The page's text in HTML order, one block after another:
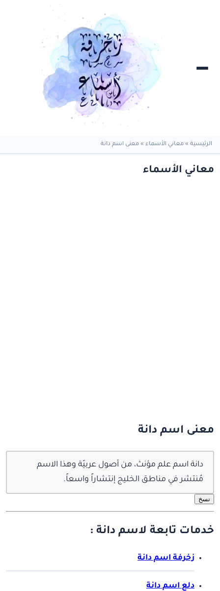
الرئيسية » معاني الأسماء » معنى اسم دانة
معاني الأسماء
معنى اسم دانة
دانة اسم علم مؤنث، من أصول عربيّة وهذا الاسم
مُنتشر في مناطق الخليج إنتشاراً واسعاً.
نسخ
خدمات تابعة لاسم دانة :
زخرفة اسم دانة
دلع اسم دانة